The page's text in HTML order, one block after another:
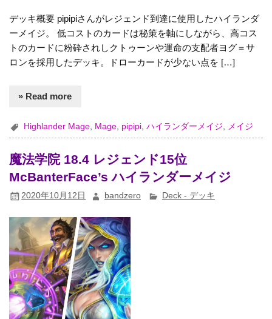
デッキ概要 pipipiさんがレジェンド到達に使用したハイランダ
ーメイジ。 低コストのカードは秘策を軸にしながら、高コス
トのカードに粉砕されしクトゥーンや運命の支配者ヨグ＝サ
ロンを採用したデッキ。ドローカードが少ない点を […]
» Read more
Highlander Mage Mage pipipi ,ハイランダーメイジ メイジ
魔法学院 18.4 レジェンド15位
McBanterFace’s ハイランダーメイジ
2020年10月12日 bandzero Deck - デッキ